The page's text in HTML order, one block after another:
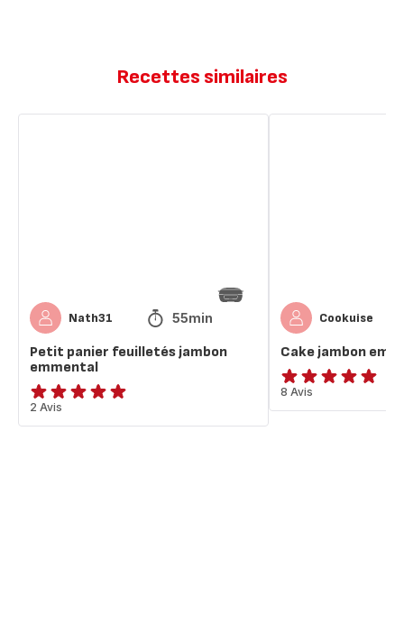
Recettes similaires
Nath31 55min
Petit panier feuilletés jambon
emmental
Avis
5
2 Avis
Cookuise
Cake jambon
ratings.4.9
8 Avis